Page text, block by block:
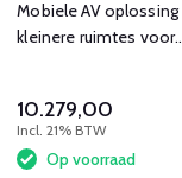
Mobiele AV
kleinere ruimtes voor
10.279,00
Incl. 21% BTW
Op voorraad